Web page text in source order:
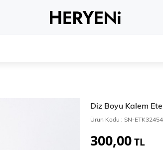
Diz Boyu Kalem
Ürün Kodu : SN-ETK32454
300,00TL